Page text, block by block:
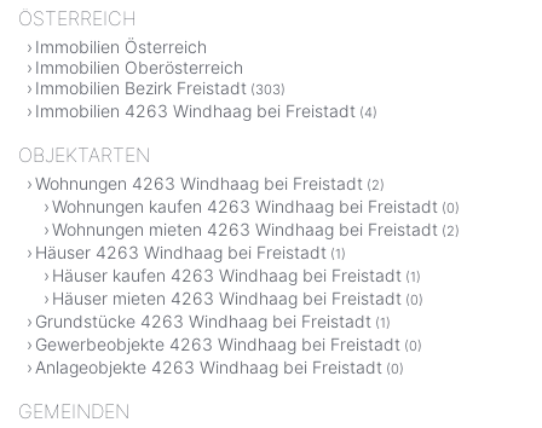
ÖSTERREICH
Immobilien Österreich
Immobilien Oberösterreich
Immobilien Bezirk Freistadt (303)
Immobilien 4263 Windhaag bei Freistadt (4)
OBJEKTARTEN
Wohnungen 4263 Windhaag bei Freistadt (2)
Wohnungen kaufen 4263 Windhaag bei Freistadt (0)
Wohnungen mieten 4263 Windhaag bei Freistadt (2)
Häuser 4263 Windhaag bei Freistadt (1)
Häuser kaufen 4263 Windhaag bei Freistadt (1)
Häuser mieten 4263 Windhaag bei Freistadt (0)
Grundstücke 4263 Windhaag bei Freistadt (1)
Gewerbeobjekte 4263 Windhaag bei Freistadt (0)
Anlageobjekte 4263 Windhaag bei Freistadt (0)
GEMEINDEN